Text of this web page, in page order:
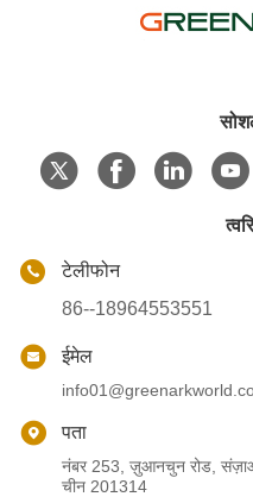
टेलीफोन
86--18964553551
ईमेल
पता
नंबर 253, ज़ुआनचुन रोड, संज़ाओ
चीन 201314